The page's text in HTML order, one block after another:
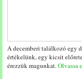
A decemberi találkozó egy
értékelünk, egy kicsit
érezzük magunkat.Olvassa